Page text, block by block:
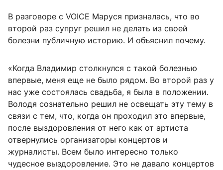
В разговоре с VOICE Маруся призналась, что во
второй раз супруг решил не делать из своей
болезни публичную историю. И объяснил почему.
«Когда Владимир столкнулся с такой болезнью
впервые, меня еще не было рядом. Во второй раз у
нас уже состоялась свадьба, я была в положении.
Володя сознательно решил не освещать эту тему в
связи с тем, что, когда он проходил это впервые,
после выздоровления от него как от артиста
отвернулись организаторы концертов и
журналисты. Всем было интересно только
чудесное выздоровление. Это не давало концертов